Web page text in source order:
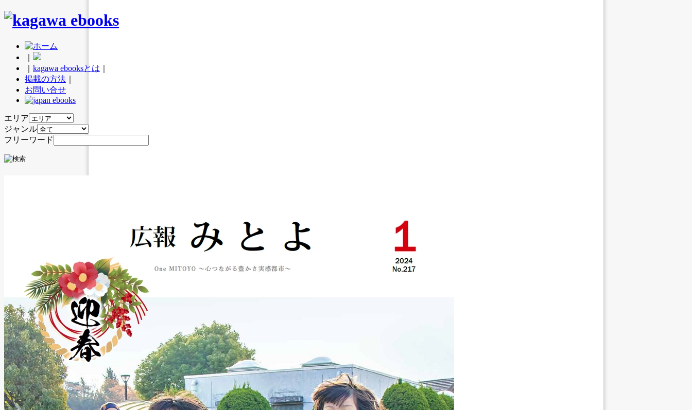
kagawa ebooksとは
掲載の方法
お問い合せ
エリア
ジャンル
フリーワード